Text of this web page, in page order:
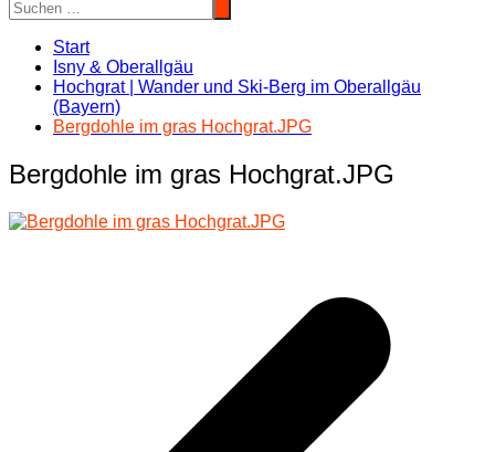
Start
Isny & Oberallgäu
Hochgrat | Wander und Ski-Berg im Oberallgäu
(Bayern)
Bergdohle im gras Hochgrat.JPG
Bergdohle im gras Hochgrat.JPG